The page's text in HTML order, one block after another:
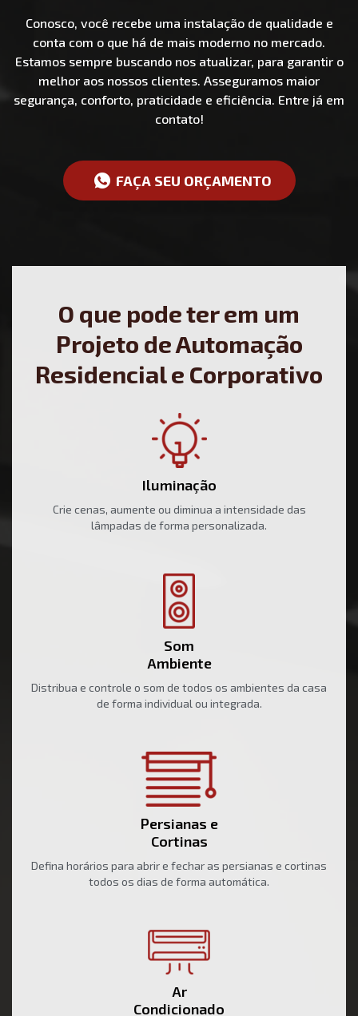
Conosco, você recebe uma instalação de qualidade e
conta com o que há de mais moderno no mercado.
Estamos sempre buscando nos atualizar, para garantir o
melhor aos nossos clientes. Asseguramos maior
segurança, conforto, praticidade e eficiência. Entre já em
contato!
FAÇA SEU ORÇAMENTO
O que pode ter em um
Projeto de Automação
Residencial e Corporativo
Iluminação
Crie cenas, aumente ou diminua a intensidade das
lâmpadas de forma personalizada.
Som
Ambiente
Distribua e controle o som de todos os ambientes da casa
de forma individual ou integrada.
Persianas e
Cortinas
Defina horários para abrir e fechar as persianas e cortinas
todos os dias de forma automática.
Ar
Condicionado